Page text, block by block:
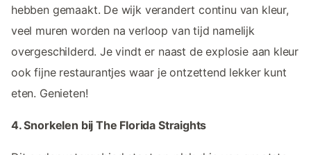
hebben gemaakt. De wijk verandert continu van kleur,
veel muren worden na verloop van tijd namelijk
overgeschilderd. Je vindt er naast de explosie aan kleur
ook fijne restaurantjes waar je ontzettend lekker kunt
eten. Genieten!
4. Snorkelen bij The Florida Straights